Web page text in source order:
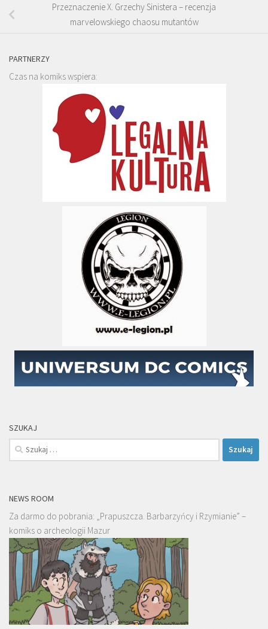
Przeznaczenie X. Grzechy Sinistera – recenzja
marvelowskiego chaosu mutantów
PARTNERZY
Czas na komiks wspiera:
SZUKAJ
Szukaj:
NEWS ROOM
Za darmo do pobrania: „Prapuszcza. Barbarzyńcy i Rzymianie” –
komiks o archeologii Mazur